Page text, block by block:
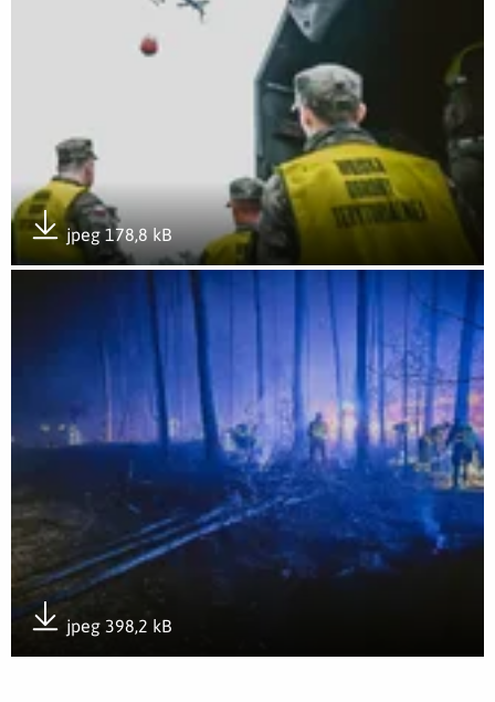
jpeg 178,8 kB
Pobierz załącznik
jpeg 398,2 kB